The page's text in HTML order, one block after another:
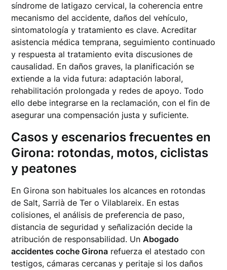
síndrome de latigazo cervical, la coherencia entre
mecanismo del accidente, daños del vehículo,
sintomatología y tratamiento es clave. Acreditar
asistencia médica temprana, seguimiento continuado
y respuesta al tratamiento evita discusiones de
causalidad. En daños graves, la planificación se
extiende a la vida futura: adaptación laboral,
rehabilitación prolongada y redes de apoyo. Todo
ello debe integrarse en la reclamación, con el fin de
asegurar una compensación justa y suficiente.
Casos y escenarios frecuentes en
Girona: rotondas, motos, ciclistas
y peatones
En Girona son habituales los alcances en rotondas
de Salt, Sarrià de Ter o Vilablareix. En estas
colisiones, el análisis de preferencia de paso,
distancia de seguridad y señalización decide la
atribución de responsabilidad. UnAbogado
accidentes coche Girona refuerza el atestado con
testigos, cámaras cercanas y peritaje si los daños